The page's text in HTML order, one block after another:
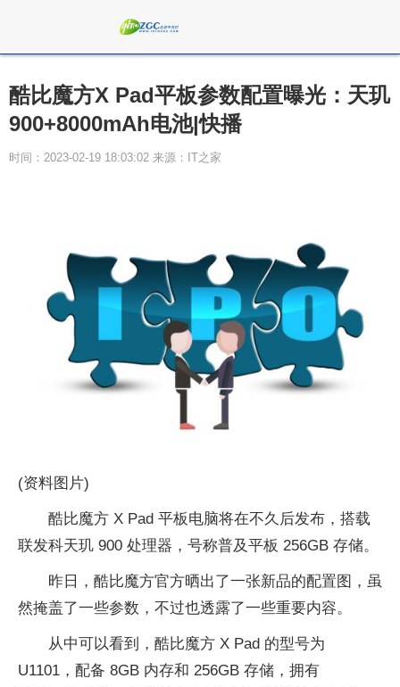
酷比魔方X Pad平板参数配置曝光：天玑
900+8000mAh电池|快播
时间：2023-02-19 18:03:02 来源：IT之家
(资料图片)
酷比魔方 X Pad 平板电脑将在不久后发布，搭载
联发科天玑 900 处理器，号称普及平板 256GB 存储。
昨日，酷比魔方官方晒出了一张新品的配置图，虽
然掩盖了一些参数，不过也透露了一些重要内容。
从中可以看到，酷比魔方 X Pad 的型号为
U1101，配备 8GB 内存和 256GB 存储，拥有